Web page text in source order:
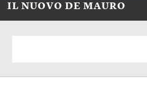
IL NUOVO DE MAURO